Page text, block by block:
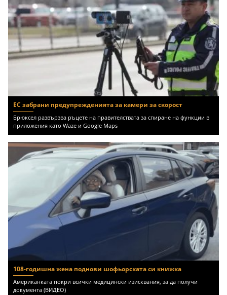
ЕС забрани предупрежденията за камери за скорост
Брюксел развързва ръцете на правителствата за спиране на функции в
приложения като Waze и Google Maps
108-годишна жена поднови шофьорската си книжка
Американката покри всички медицински изисквания, за да получи
документа (ВИДЕО)